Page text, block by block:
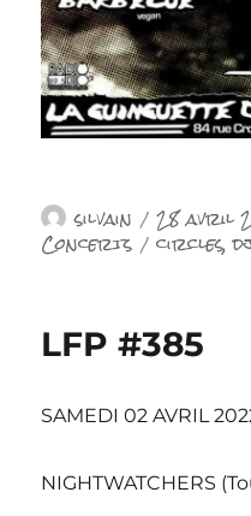
Auteur
silvain Publié
le
28 avril
Concerts circles,
LFP #385
SAMEDI 02 AVRIL
NIGHTWATCHERS